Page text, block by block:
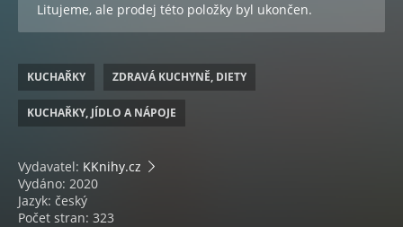
Litujeme, ale prodej této položky byl ukončen.
KUCHAŘKY ZDRAVÁ KUCHYNĚ, DIETY
KUCHAŘKY, JÍDLO A NÁPOJE
Vydavatel: KKnihy.cz
Vydáno: 2020
Jazyk: český
Počet stran: 323